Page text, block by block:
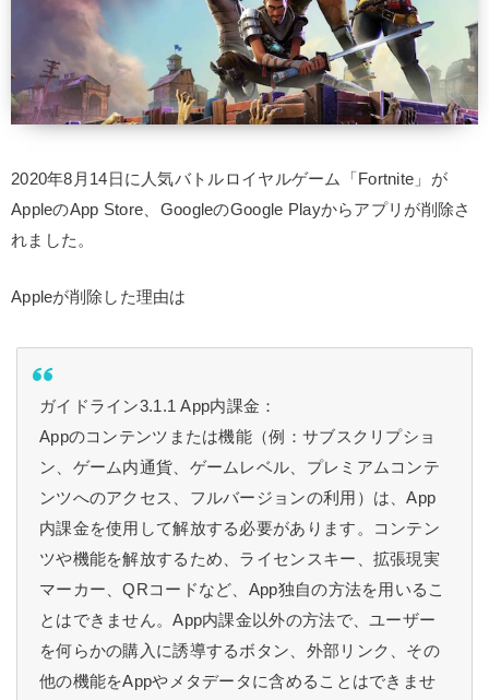
2020年8月14日に人気バトルロイヤルゲーム「Fortnite」が
AppleのApp Store、GoogleのGoogle Playからアプリが削除さ
れました。
Appleが削除した理由は
ガイドライン3.1.1 App内課金：
Appのコンテンツまたは機能（例：サブスクリプショ
ン、ゲーム内通貨、ゲームレベル、プレミアムコンテ
ンツへのアクセス、フルバージョンの利用）は、App
内課金を使用して解放する必要があります。コンテン
ツや機能を解放するため、ライセンスキー、拡張現実
マーカー、QRコードなど、App独自の方法を用いるこ
とはできません。App内課金以外の方法で、ユーザー
を何らかの購入に誘導するボタン、外部リンク、その
他の機能をAppやメタデータに含めることはできませ